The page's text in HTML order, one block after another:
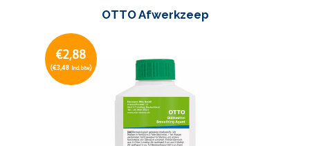
OTTO Afwerkzeep
€2,88
(€3,48 Incl. btw)